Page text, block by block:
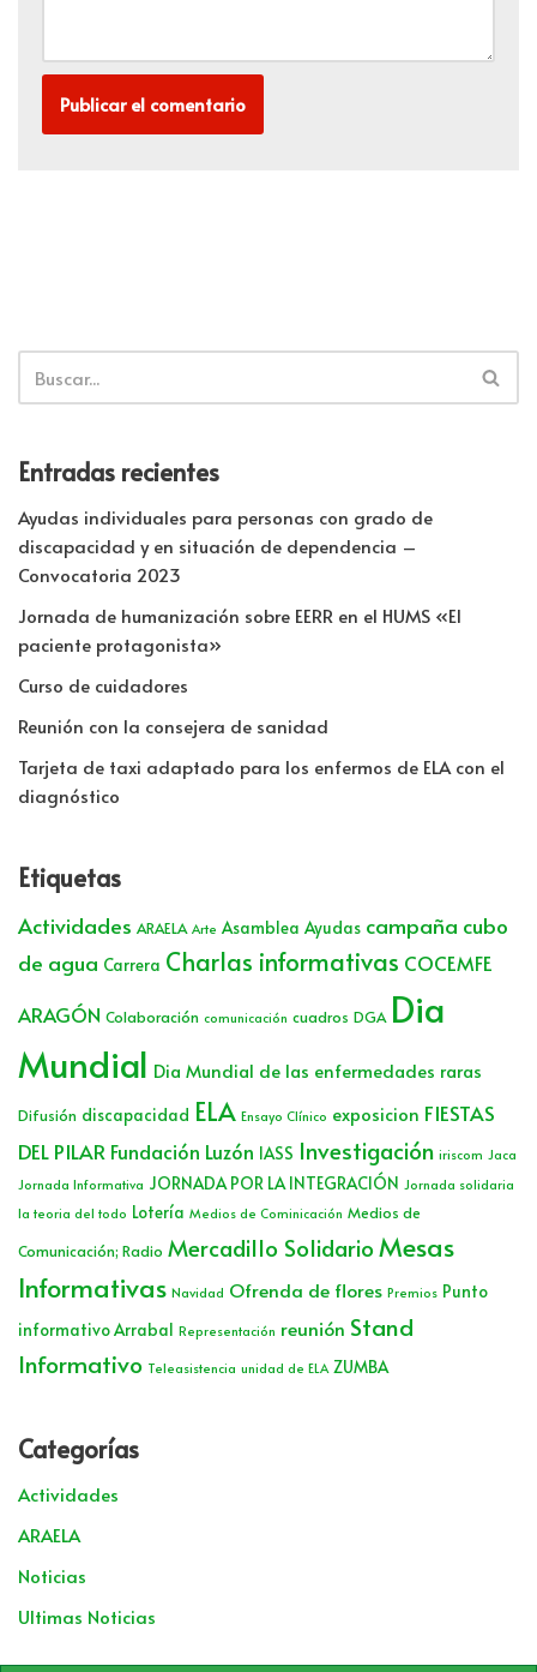
Entradas recientes
Ayudas individuales para personas con grado de
discapacidad y en situación de dependencia –
Convocatoria 2023
Jornada de humanización sobre EERR en el HUMS «El
paciente protagonista»
Curso de cuidadores
Reunión con la consejera de sanidad
Tarjeta de taxi adaptado para los enfermos de ELA con el
diagnóstico
Etiquetas
Actividades ARAELA Arte Asamblea Ayudas campaña cubo
de agua Carrera Charlas informativas COCEMFE
ARAGÓN Colaboración comunicación cuadros DGA Dia
Mundial Dia Mundial de las enfermedades raras
Difusión discapacidad ELA Ensayo Clínico exposicion FIESTAS
DEL PILAR Fundación Luzón IASS Investigación iriscom Jaca
Jornada Informativa JORNADA POR LA INTEGRACIÓN Jornada solidaria
la teoria del todo Lotería Medios de Cominicación Medios de
Comunicación; Radio Mercadillo SolidarioMesas
Informativas Navidad Ofrenda de flores Premios Punto
informativo Arrabal Representación reunión Stand
Informativo Teleasistencia unidad de ELA ZUMBA
Categorías
Actividades
ARAELA
Noticias
Ultimas Noticias